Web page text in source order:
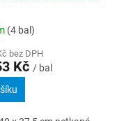
(4 bal)
bez DPH
Kč / bal